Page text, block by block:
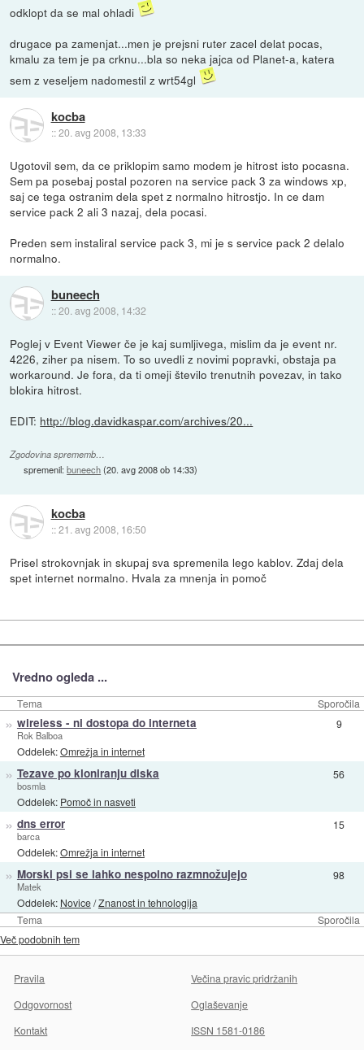
odklopt da se mal ohladi
drugace pa zamenjat...men je prejsni ruter zacel delat pocas,
kmalu za tem je pa crknu...bla so neka jajca od Planet-a, katera
sem z veseljem nadomestil z wrt54gl
kocba
::20. avg 2008, 13:33
Ugotovil sem, da ce priklopim samo modem je hitrost isto pocasna.
Sem pa posebaj postal pozoren na service pack 3 za windows xp,
saj ce tega ostranim dela spet z normalno hitrostjo. In ce dam
service pack 2 ali 3 nazaj, dela pocasi.
Preden sem instaliral service pack 3, mi je s service pack 2 delalo
normalno.
buneech
::20. avg 2008, 14:32
Poglej v Event Viewer če je kaj sumljivega, mislim da je event nr.
4226, ziher pa nisem. To so uvedli z novimi popravki, obstaja pa
workaround. Je fora, da ti omeji število trenutnih povezav, in tako
blokira hitrost.
EDIT: http://blog.davidkaspar.com/archives/20...
Zgodovina sprememb…
spremenil:buneech(20. avg 2008 ob 14:33)
kocba
::21. avg 2008, 16:50
Prisel strokovnjak in skupaj sva spremenila lego kablov. Zdaj dela
spet internet normalno. Hvala za mnenja in pomoč
Vredno ogleda ...
Tema Sporočila
Tema Sporočila
» wireless - ni dostopa do interneta
Rok Balboa
Oddelek:Omrežja in internet
9
» Tezave po kloniranju diska
bosmla
Oddelek: Pomoč in nasveti
56
» dns error
barca
Oddelek:Omrežja in internet
15
» Morski psi se lahko nespolno razmnožujejo
Matek
Oddelek: Novice/Znanost in tehnologija
98
Več podobnih tem
Pravila
Večina pravic pridržanih
Odgovornost
Oglaševanje
Kontakt
ISSN 1581-0186